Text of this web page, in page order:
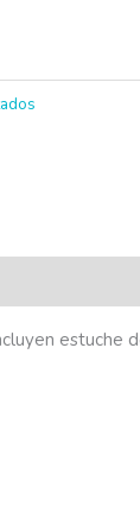
estuche